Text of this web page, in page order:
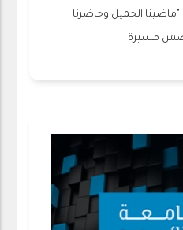
"ماضينا الجميل وحاضرنا
تضمن مسيرة